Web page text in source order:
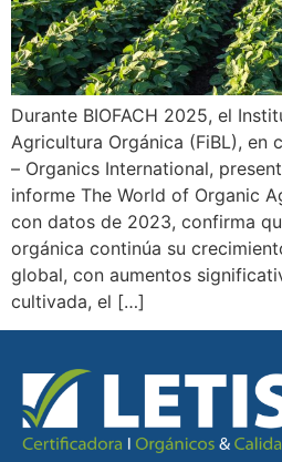
Durante BIOFACH 2025, el
Agricultura Orgánica (FiBL), en
– Organics International,
informe The World of Organic
con datos de 2023, confirma
orgánica continúa su
global, con aumentos
cultivada, el […]